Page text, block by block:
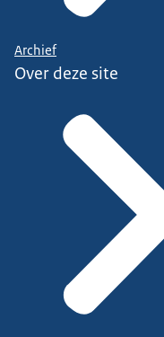
Archief
Over deze site